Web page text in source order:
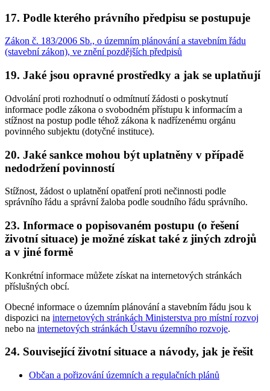
17. Podle kterého právního předpisu se postupuje
Zákon č. 183/2006 Sb., o územním plánování a stavebním řádu
(stavební zákon), ve znění pozdějších předpisů
19. Jaké jsou opravné prostředky a jak se uplatňují
Odvolání proti rozhodnutí o odmítnutí žádosti o poskytnutí
informace podle zákona o svobodném přístupu k informacím a
stížnost na postup podle téhož zákona k nadřízenému orgánu
povinného subjektu (dotyčné instituce).
20. Jaké sankce mohou být uplatněny v případě
nedodržení povinností
Stížnost, žádost o uplatnění opatření proti nečinnosti podle
správního řádu a správní žaloba podle soudního řádu správního.
23. Informace o popisovaném postupu (o řešení
životní situace) je možné získat také z jiných zdrojů
a v jiné formě
Konkrétní informace můžete získat na internetových stránkách
příslušných obcí.
Obecné informace o územním plánování a stavebním řádu jsou k
dispozici na internetových stránkách Ministerstva pro místní rozvoj
nebo na internetových stránkách Ústavu územního rozvoje.
24. Související životní situace a návody, jak je řešit
Občan a pořizování územních a regulačních plánů